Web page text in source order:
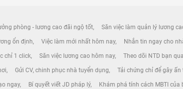
phòng - lương cao đãi ngộ tốt Săn việc làm quản lý lương
ổn định Việc làm mới nhất hôm nay Nhắn tin ngay cho
chỉ 1 click Săn việc lương cao hôm nay Theo dõi NTD bạn
Gửi CV, chinh phục nhà tuyển dụng Tải chứng chỉ để gây ấn
ngay Bí quyết viết JD pháp lý Khám phá tính cách MBTI của